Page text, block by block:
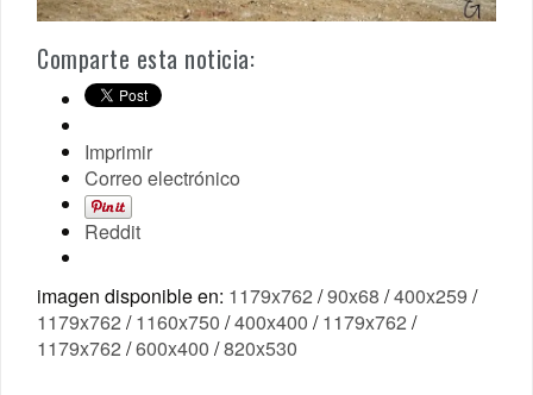
Comparte esta noticia:
Imprimir
Correo electrónico
Reddit
imagen disponible en: 1179x762 /90x68 /400x259 /
1179x762 /1160x750 /400x400 /1179x762 /
1179x762 /600x400 /820x530